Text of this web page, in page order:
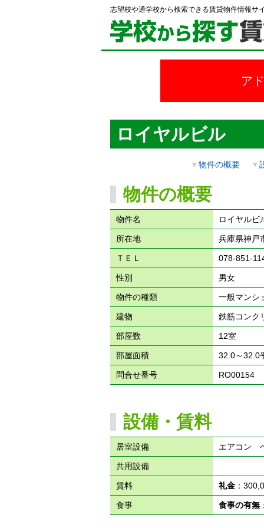
志望校や通学校から検索できる賃貸物件情報サ
ア
ロイヤルビル
▼物件の概要 ▼
物件の概要
物件名 ロイヤルビ
所在地 兵庫県神戸
ＴＥＬ 078-851-
性別 男女
物件の種類 一般マンシ
建物 鉄筋コン
部屋数 12室
部屋面積 32.0～32.0
問合せ番号 RO00154
設備・賃料
居室設備 エアコ
共用設備
賃料 礼金：
食事 食事の有無